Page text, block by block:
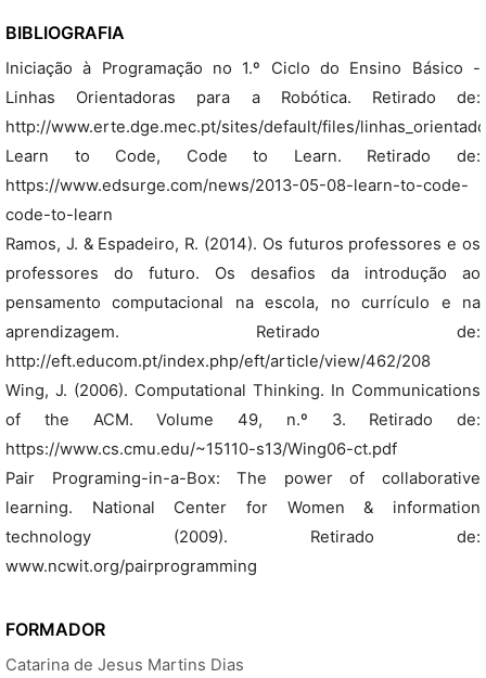
BIBLIOGRAFIA
Iniciação à Programação no 1.º Ciclo do Ensino Básico -
Linhas Orientadoras para a Robótica. Retirado de:
http://www.erte.dge.mec.pt/sites/default/files/
Learn to Code, Code to Learn. Retirado de:
https://www.edsurge.com/news/2013-05-08-learn-to-code-
code-to-learn
Ramos, J. & Espadeiro, R. (2014). Os futuros professores e os
professores do futuro. Os desafios da introdução ao
pensamento computacional na escola, no currículo e na
aprendizagem. Retirado de:
http://eft.educom.pt/index.php/eft/article/view/462/208
Wing, J. (2006). Computational Thinking. In Communications
of the ACM. Volume 49, n.º 3. Retirado de:
https://www.cs.cmu.edu/~15110-s13/Wing06-ct.pdf
Pair Programing-in-a-Box: The power of collaborative
learning. National Center for Women & information
technology (2009). Retirado de:
www.ncwit.org/pairprogramming
FORMADOR
Catarina de Jesus Martins Dias